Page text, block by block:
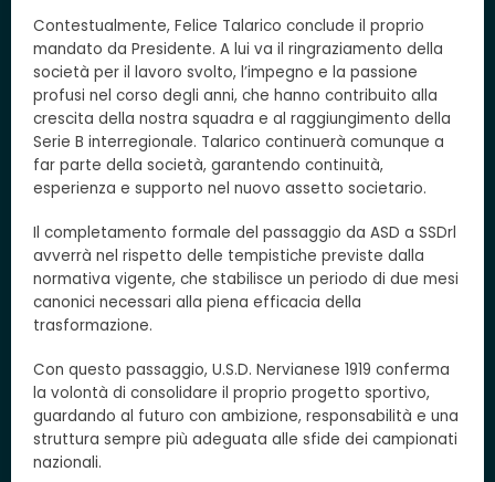
Contestualmente, Felice Talarico conclude il proprio
mandato da Presidente. A lui va il ringraziamento della
società per il lavoro svolto, l’impegno e la passione
profusi nel corso degli anni, che hanno contribuito alla
crescita della nostra squadra e al raggiungimento della
Serie B interregionale. Talarico continuerà comunque a
far parte della società, garantendo continuità,
esperienza e supporto nel nuovo assetto societario.
Il completamento formale del passaggio da ASD a SSDrl
avverrà nel rispetto delle tempistiche previste dalla
normativa vigente, che stabilisce un periodo di due mesi
canonici necessari alla piena efficacia della
trasformazione.
Con questo passaggio, U.S.D. Nervianese 1919 conferma
la volontà di consolidare il proprio progetto sportivo,
guardando al futuro con ambizione, responsabilità e una
struttura sempre più adeguata alle sfide dei campionati
nazionali.